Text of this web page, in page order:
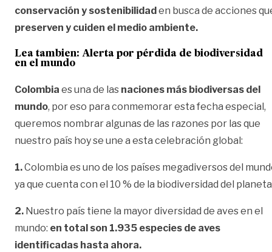
conservación y sostenibilidaden busca de acciones
preserven y cuiden el medio ambiente.
Lea tambien: Alerta por pérdida de biodiversidad
en el mundo
Colombia es una de las naciones más biodiversas del
mundo, por eso para conmemorar esta fecha especial,
queremos nombrar algunas de las razones por las que
nuestro país hoy se une a esta celebración global:
1.Colombia es uno de los países megadiversos del
ya que cuenta con el 10 % de la biodiversidad del
2. Nuestro país tiene la mayor diversidad de aves en el
mundo: en total son 1.935 especies de aves
identificadas hasta ahora.